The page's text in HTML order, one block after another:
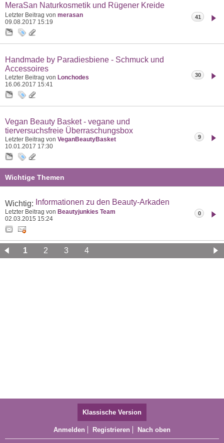
MeraSan Naturkosmetik und Rügener Kreide
Letzter Beitrag von merasan
09.08.2017 15:19
41
Handmade by Paradiesbiene - Schmuck und
Accessoires
Letzter Beitrag von Lonchodes
16.06.2017 15:41
30
Vegan Beauty Basket - vegane und
tierversuchsfreie Überraschungsbox
Letzter Beitrag von VeganBeautyBasket
10.01.2017 17:30
9
Wichtige Themen
Wichtig: Informationen zu den Beauty-Arkaden
Letzter Beitrag von Beautyjunkies Team
02.03.2015 15:24
0
1 2 3 4
Klassische Version
Anmelden Registrieren Nach oben